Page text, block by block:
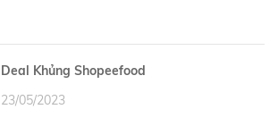
Deal Khủng Shopeefood
23/05/2023